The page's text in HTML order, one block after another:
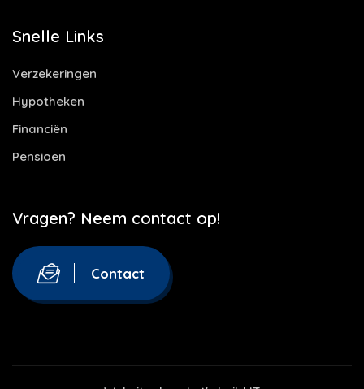
Snelle Links
Verzekeringen
Hypotheken
Financiën
Pensioen
Vragen? Neem contact op!
Contact